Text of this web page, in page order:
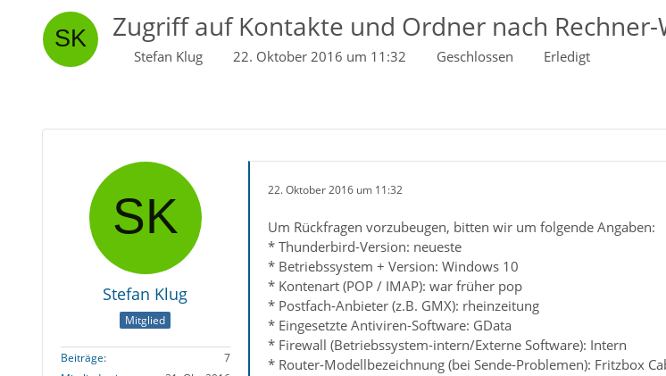
Zugriff auf Kontakte und Ordner nach Rechner-
Stefan Klug 22. Oktober 2016 um 11:32 Geschlossen Erledigt
Stefan Klug
Mitglied
Beiträge
7
22. Oktober 2016 um 11:32
Um Rückfragen vorzubeugen, bitten wir um folgende Angaben:
* Thunderbird-Version: neueste
* Betriebssystem + Version: Windows 10
* Kontenart (POP / IMAP): war früher pop
* Postfach-Anbieter (z.B. GMX): rheinzeitung
* Eingesetzte Antiviren-Software: GData
* Firewall (Betriebssystem-intern/Externe Software): Intern
* Router-Modellbezeichnung (bei Sende-Problemen): Fritzbox